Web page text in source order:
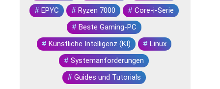
# EPYC # Ryzen 7000 # Core-i-Serie
# Beste Gaming-PC
# Künstliche Intelligenz (KI) # Linux
# Systemanforderungen
# Guides und Tutorials